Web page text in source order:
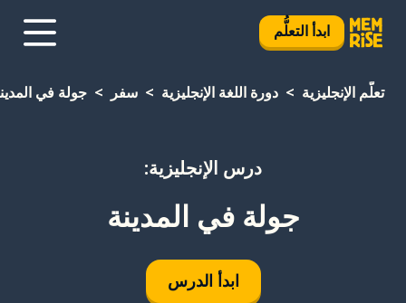
ابدأ التعلُّم
تعلَّم الإنجليزية دورة اللغة الإنجليزية سفر جولة في
درس الإنجليزية:
جولة في المدينة
ابدأ الدرس